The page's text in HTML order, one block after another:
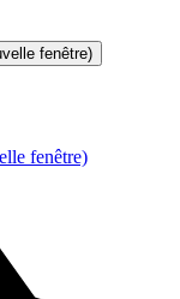
fenêtre)
fenêtre)